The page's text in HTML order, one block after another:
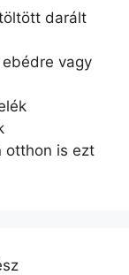
darált
vagy
otthon is ezt